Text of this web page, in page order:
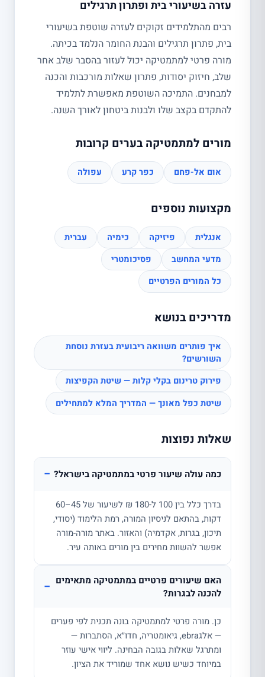
עזרה בשיעורי בית ופתרון תרגילים
רבים מהתלמידים זקוקים לעזרה שוטפת בשיעורי
בית, פתרון תרגילים והבנת החומר הנלמד בכיתה.
מורה פרטי למתמטיקה יכול לעזור בהסבר שלב אחר
שלב, חיזוק יסודות, פתרון שאלות מורכבות והכנה
למבחנים. התמיכה השוטפת מאפשרת לתלמיד
להתקדם בקצב שלו ולבנות ביטחון לאורך השנה.
מורים למתמטיקה בערים קרובות
אום אל-פחם כפר קרע עפולה
מקצועות נוספים
אנגלית פיזיקה כימיה
עברית
מדעי המחשב
פסיכומטרי
כל המורים הפרטיים
מדריכים בנושא
איך פותרים משוואה ריבועית בעזרת נוסחת
השורשים?
פירוק טרינום בקלי קלות — שיטת הקפיצות
שיטת כפל מאונך — המדריך המלא למתחילים
שאלות נפוצות
כמה עולה שיעור פרטי במתמטיקה בישראל? −
בדרך כלל בין 100 ל-180 ₪ לשיעור של 45–60
דקות, בהתאם לניסיון המורה, רמת הלימוד (יסודי,
תיכון, בגרות, אקדמיה) והאזור. באתר מורה-מורה
אפשר להשוות מחירים בין מורים באותה עיר.
האם שיעורים פרטיים במתמטיקה מתאימים
להכנה לבגרות?
−
כן. מורה פרטי למתמטיקה בונה תכנית לפי פערים
— אלגebra, גיאומטריה, חדו״א, הסתברות —
ומתרגל שאלות בגובה הבחינה. ליווי אישי עוזר
במיוחד כשיש נושא אחד שמוריד את הציון.